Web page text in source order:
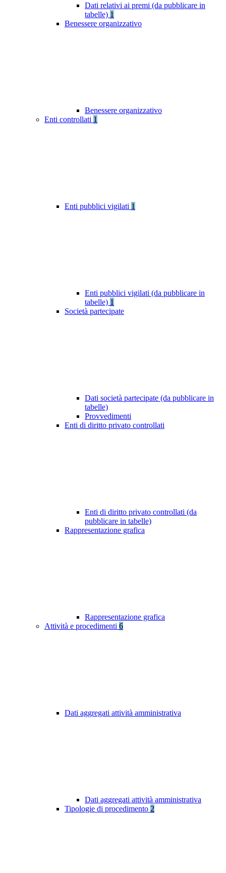
Dati relativi ai premi (da pubblicare in
tabelle) 1
Benessere organizzativo
Benessere organizzativo
Enti controllati 1
Enti pubblici vigilati 1
Enti pubblici vigilati (da pubblicare in
tabelle) 1
Società partecipate
Dati società partecipate (da pubblicare in
tabelle)
Provvedimenti
Enti di diritto privato controllati
Enti di diritto privato controllati (da
pubblicare in tabelle)
Rappresentazione grafica
Rappresentazione grafica
Attività e procedimenti 6
Dati aggregati attività amministrativa
Dati aggregati attività amministrativa
Tipologie di procedimento 2